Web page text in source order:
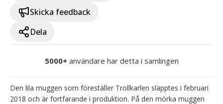
Skicka feedback
Dela
5000+ användare har detta i samlingen
Den lila muggen som föreställer Trollkarlen släpptes i februari
2018 och är fortfarande i produktion. På den mörka muggen